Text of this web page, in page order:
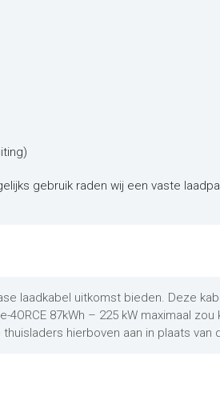
gebruik raden wij een vaste
laadkabel uitkomst bieden. Deze
87kWh – 225 kW maximaal zou
hierboven aan in plaats van